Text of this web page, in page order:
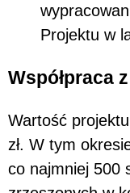
Projektu w
Współpraca
Wartość
zł. W tym
co najmniej 500